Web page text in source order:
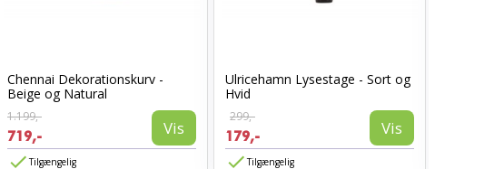
Chennai Dekorationskurv -
Beige og Natural
1.199,-
719,- Vis
Tilgængelig
Ulricehamn Lysestage - Sort og
Hvid
299,-
179,- Vis
Tilgængelig